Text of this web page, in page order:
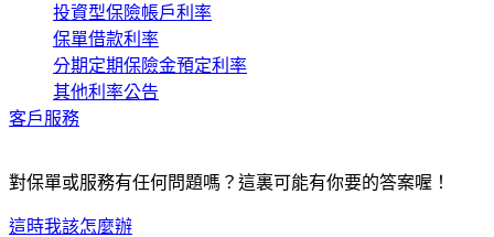
投資型保險帳戶利率
保單借款利率
分期定期保險金預定利率
其他利率公告
客戶服務
對保單或服務有任何問題嗎？這裏可能有你要的答案喔！
這時我該怎麼辦